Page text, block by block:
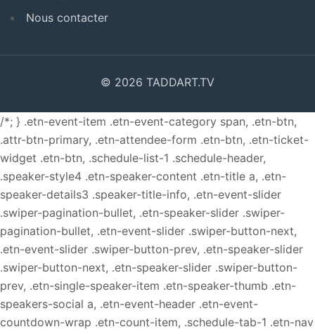
Nous contacter
© 2026 TADDART.TV
/*; } .etn-event-item .etn-event-category span, .etn-btn,
.attr-btn-primary, .etn-attendee-form .etn-btn, .etn-ticket-
widget .etn-btn, .schedule-list-1 .schedule-header,
.speaker-style4 .etn-speaker-content .etn-title a, .etn-
speaker-details3 .speaker-title-info, .etn-event-slider
.swiper-pagination-bullet, .etn-speaker-slider .swiper-
pagination-bullet, .etn-event-slider .swiper-button-next,
.etn-event-slider .swiper-button-prev, .etn-speaker-slider
.swiper-button-next, .etn-speaker-slider .swiper-button-
prev, .etn-single-speaker-item .etn-speaker-thumb .etn-
speakers-social a, .etn-event-header .etn-event-
countdown-wrap .etn-count-item, .schedule-tab-1 .etn-nav